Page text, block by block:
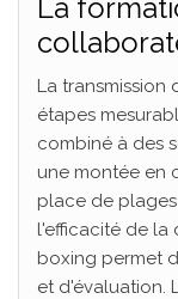
La
La transmission
étapes
combiné à des
une montée en
place de
l'efficacité de la
boxing permet
et d'évaluation.